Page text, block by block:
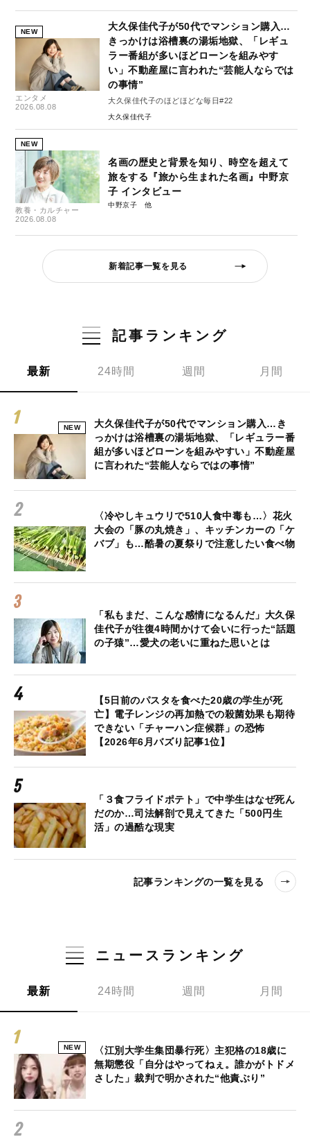
NEW
エンタメ
2026.08.08
大久保佳代子が50代でマンション購入…
きっかけは浴槽裏の湯垢地獄、「レギュ
ラー番組が多いほどローンを組みやす
い」不動産屋に言われた“芸能人ならでは
の事情”
大久保佳代子のほどほどな毎日#22
大久保佳代子
NEW
教養・カルチャー
2026.08.08
名画の歴史と背景を知り、時空を超えて
旅をする『旅から生まれた名画』中野京
子 インタビュー
中野京子
新着記事一覧を見る
記事ランキング
最新 24時間 週間 月間
NEW
大久保佳代子が50代でマンション購入…き
っかけは浴槽裏の湯垢地獄、「レギュラー番
組が多いほどローンを組みやすい」不動産屋
に言われた“芸能人ならではの事情”
〈冷やしキュウリで510人食中毒も…〉花火
大会の「豚の丸焼き」、キッチンカーの「ケ
バブ」も…酷暑の夏祭りで注意したい食べ物
「私もまだ、こんな感情になるんだ」大久保
佳代子が往復4時間かけて会いに行った“話題
の子猿”…愛犬の老いに重ねた思いとは
【5日前のパスタを食べた20歳の学生が死
亡】電子レンジの再加熱での殺菌効果も期待
できない「チャーハン症候群」の恐怖
【2026年6月バズり記事1位】
「３食フライドポテト」で中学生はなぜ死ん
だのか…司法解剖で見えてきた「500円生
活」の過酷な現実
記事ランキングの一覧を見る
ニュースランキング
最新 24時間 週間 月間
NEW
〈江別大学生集団暴行死〉主犯格の18歳に
無期懲役「自分はやってねぇ。誰かがトドメ
さした」裁判で明かされた“他責ぶり”